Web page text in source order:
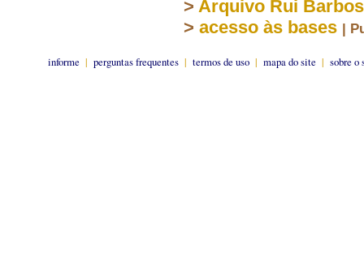
> Arquivo Rui
> acesso às bases |
informe | perguntas frequentes | termos de uso | mapa do site | sobre o